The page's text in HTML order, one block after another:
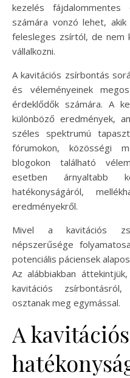
kezelés
számára vonzó lehet,
felesleges zsírtól, de nem
vállalkozni.
A kavitációs zsírbontás
és véleményeinek
érdeklődők számára. A
különböző eredmények,
széles spektrumú
fórumokon, közösségi
blogokon található
esetben árnyaltabb
hatékonyságáról,
eredményekről.
Mivel a kavitációs
népszerűsége
potenciális páciensek
Az alábbiakban
kavitációs
osztanak meg egymással.
A